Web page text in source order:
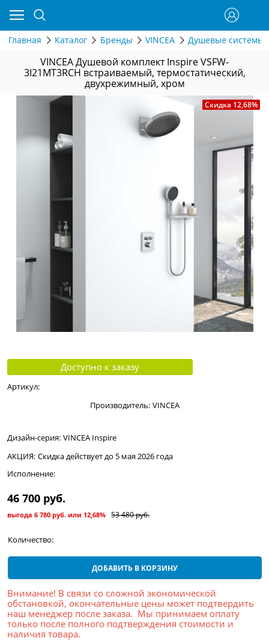
Главная Каталог Бренды VINCEA Душевые системы
VINCEA Душевой комплект Inspire VSFW-
3I21MT3RCH встраиваемый, термостатический,
двухрежимный, хром
Скидка 12,68%
Доступно к заказу
Артикул:
Производитель: VINCEA
Дизайн-серия: VINCEA Inspire
АКЦИЯ: Скидка действует до 5 мая 2026 года
Исполнение:
53 480 руб.
46 700 руб.
выгода 6 780 руб. или 12,68%
Количество:
ДОБАВИТЬ В КОРЗИНУ
Внимание! В связи со сложной экономической
обстановкой, окончательные цены может подтвердить
наш менеджер после заказа. Мы принимаем оплату
только после полного подтверждения стоимости и
наличия товара.